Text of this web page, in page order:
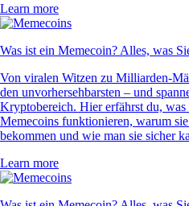
Learn more
Was ist ein Memecoin? Alles, was
Von viralen Witzen zu Milliarden-
den unvorhersehbarsten – und
Kryptobereich. Hier erfährst du,
Memecoins funktionieren, warum
bekommen und wie man sie sicher
Learn more